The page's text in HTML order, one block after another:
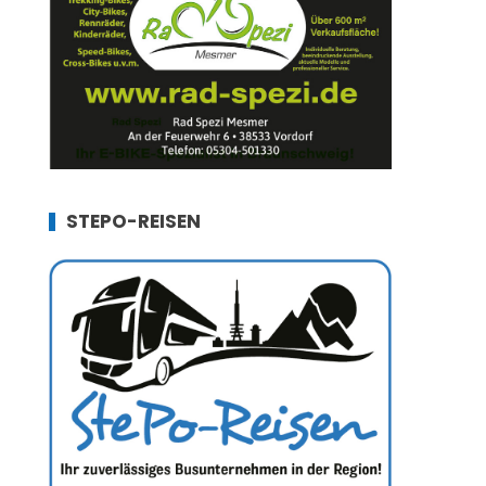
STEPO-REISEN